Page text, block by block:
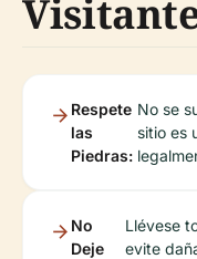
Respete
las
Piedras:
No se
sitio es
No
Deje
Llévese
evite